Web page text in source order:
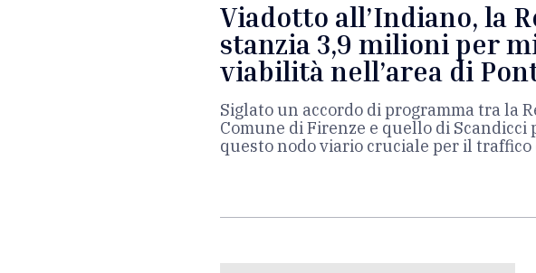
Viadotto all’Indiano, la
stanzia 3,9 milioni per
viabilità nell’area di
Siglato un accordo di programma tra la
Comune di Firenze e quello di Scandicci
questo nodo viario cruciale per il